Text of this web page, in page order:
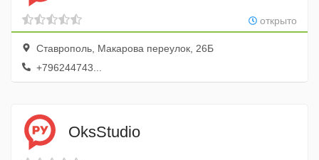
открыто
Ставрополь, Макарова переулок, 26Б
+796244743...
OksStudio